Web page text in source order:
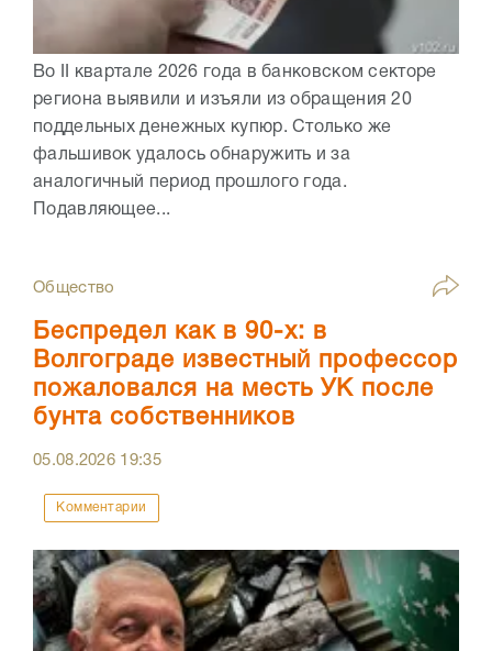
Во II квартале 2026 года в банковском секторе
региона выявили и изъяли из обращения 20
поддельных денежных купюр. Столько же
фальшивок удалось обнаружить и за
аналогичный период прошлого года.
Подавляющее...
Общество
Беспредел как в 90-х: в
Волгограде известный профессор
пожаловался на месть УК после
бунта собственников
05.08.2026 19:35
Комментарии